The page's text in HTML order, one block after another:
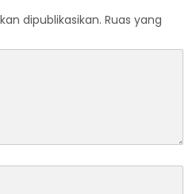
dipublikasikan. Ruas yang